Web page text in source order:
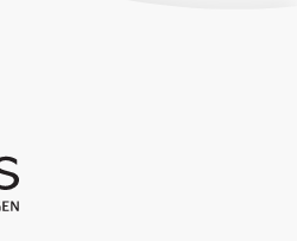
Media Brand Studio